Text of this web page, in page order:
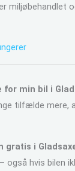
miljøbehandlet
min bil i
tilfælde
gratis i
hvis bilen